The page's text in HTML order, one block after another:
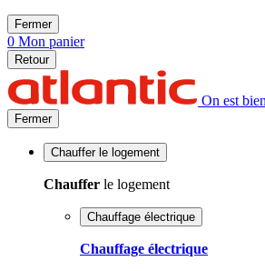
Fermer
0 Mon panier
Retour
On est
Fermer
Chauffer le logement
Chauffer le logement
Chauffage électrique
Chauffage électrique